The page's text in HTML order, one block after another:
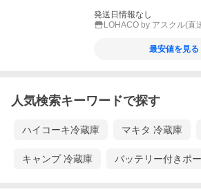
発送日情報なし
LOHACO by アスクル(直
最安値を見る
人気検索キーワードで探す
ハイコーキ冷蔵庫 マキタ 冷蔵庫
キャンプ 冷蔵庫 バッテリー付きポ